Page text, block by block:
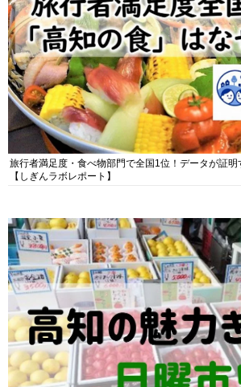
旅行者満足度・食べ物部門で全国1位！データが証
【しぎんラボレポート】